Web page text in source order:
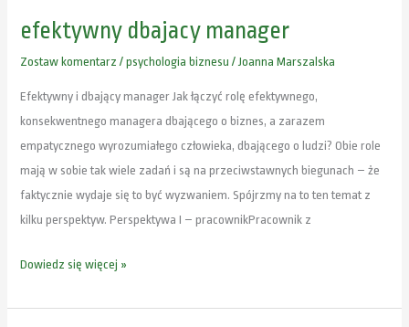
efektywny dbajacy manager
Zostaw komentarz /psychologia biznesu / Joanna Marszalska
Efektywny i dbający manager Jak łączyć rolę efektywnego,
konsekwentnego managera dbającego o biznes, a zarazem
empatycznego wyrozumiałego człowieka, dbającego o ludzi? Obie role
mają w sobie tak wiele zadań i są na przeciwstawnych biegunach – że
faktycznie wydaje się to być wyzwaniem. Spójrzmy na to ten temat z
kilku perspektyw. Perspektywa I – pracownikPracownik z
efektywny
Dowiedz się więcej »